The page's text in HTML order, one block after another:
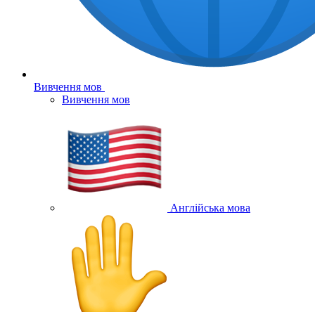
Вивчення мов
Вивчення мов
Англійська мова